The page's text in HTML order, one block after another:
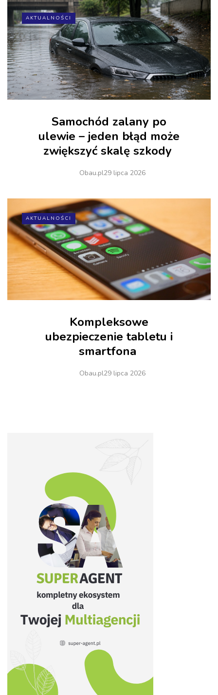
AKTUALNOŚCI
Samochód zalany po
ulewie – jeden błąd może
zwiększyć skalę szkody
Obau.pl29 lipca 2026
AKTUALNOŚCI
Kompleksowe
ubezpieczenie tabletu i
smartfona
Obau.pl29 lipca 2026